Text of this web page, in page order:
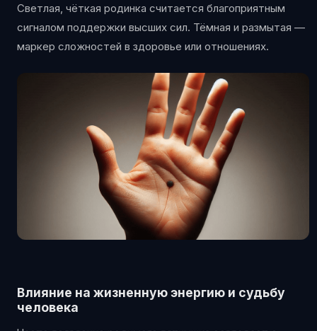
Светлая, чёткая родинка считается благоприятным
сигналом поддержки высших сил. Тёмная и размытая —
маркер сложностей в здоровье или отношениях.
Влияние на жизненную энергию и судьбу
человека